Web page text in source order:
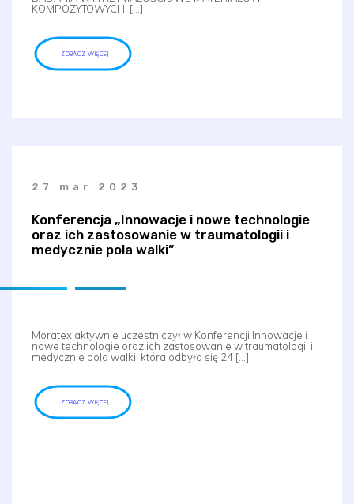
KOMPOZYTOWYCH. […]
ZOBACZ WIĘCEJ
27 mar 2023
Konferencja „Innowacje i nowe technologie
oraz ich zastosowanie w traumatologii i
medycznie pola walki”
Moratex aktywnie uczestniczył w Konferencji Innowacje i
nowe technologie oraz ich zastosowanie w traumatologii i
medycznie pola walki, która odbyła się 24 […]
ZOBACZ WIĘCEJ